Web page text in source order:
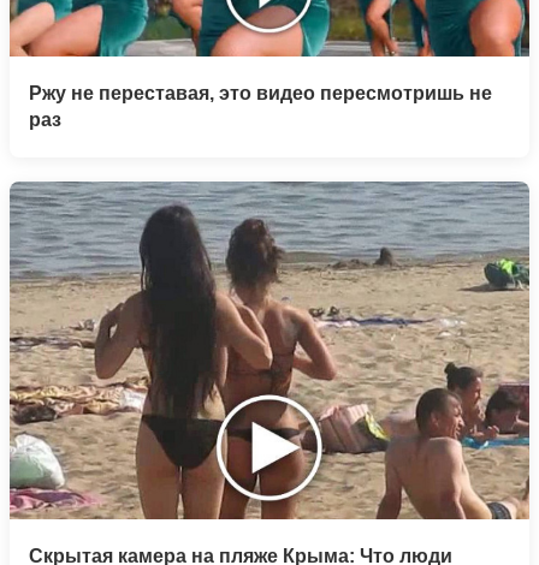
Ржу не переставая, это видео пересмотришь не
раз
Скрытая камера на пляже Крыма: Что люди